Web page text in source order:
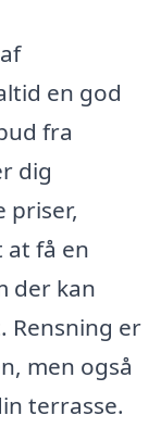
en god
fra
dig
priser,
at få en
der kan
Rensning er
men også
terrasse.